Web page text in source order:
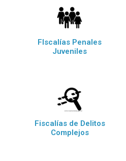
FIscalías Penales
Juveniles
Fiscalías de Delitos
Complejos